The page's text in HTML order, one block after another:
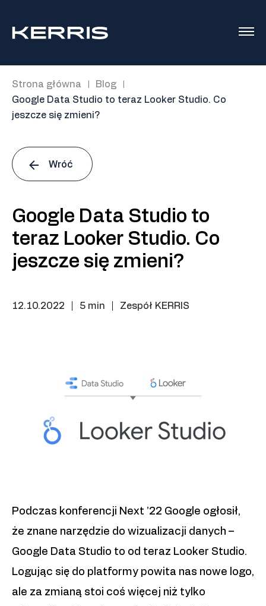
Strona główna Blog
Google Data Studio to teraz Looker Studio. Co
jeszcze się zmieni?
Wróć
Google Data Studio to
teraz Looker Studio. Co
jeszcze się zmieni?
12.10.2022 5 min Zespół KERRIS
Podczas konferencji Next ’22 Google ogłosił,
że znane narzędzie do wizualizacji danych –
Google Data Studio to od teraz Looker Studio.
Logując się do platformy powita nas nowe logo,
ale za zmianą stoi coś więcej niż tylko